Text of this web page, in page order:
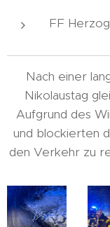
FF
Nach einer
Nikolaustag
Aufgrund des
und blockierten
den Verkehr zu